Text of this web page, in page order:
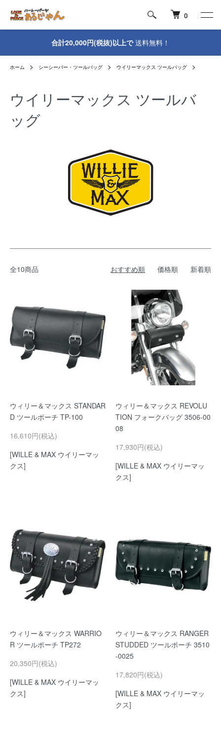
0
合計20,000円(税抜)以上で送料無料！
ホーム シーシーバー・ツールバッグ ウイリーマックス ツールバッグ
ウイリーマックス ツールバ
ッグ
全10商品 おすすめ順 価格順 新着順
ウィリー＆マックス STANDAR
D ツールポーチ TP-100
16,610円(税込)
[WILLE & MAX ウイリーマッ
クス]
ウィリー＆マックス REVOLU
TION フォークバッグ 3506-00
08
17,930円(税込)
[WILLE & MAX ウイリーマッ
クス]
ウィリー＆マックス WARRIO
R ツールポーチ TP272
20,350円(税込)
[WILLE & MAX ウイリーマッ
クス]
ウィリー＆マックス RANGER
STUDDED ツールポーチ 3510
-0025
17,820円(税込)
[WILLE & MAX ウイリーマッ
クス]